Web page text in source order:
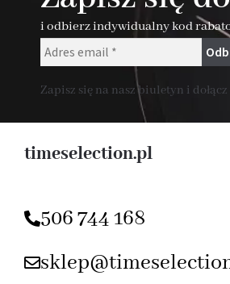
i odbierz indywidualny kod
Zapisz się na nasz biuletyn i
timeselection.pl
506 744 168